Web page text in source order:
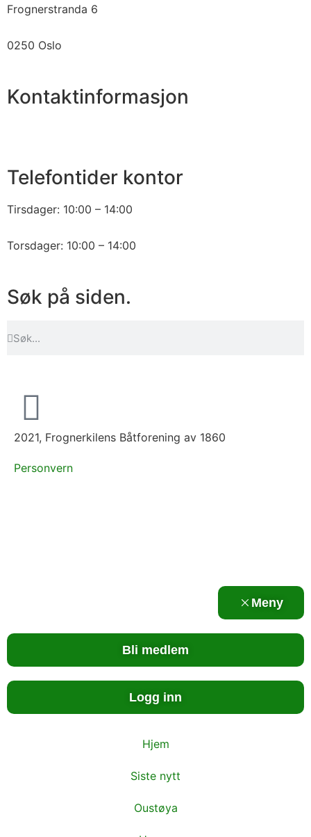
Frognerstranda 6
0250 Oslo
Kontaktinformasjon
Telefontider kontor
Tirsdager: 10:00 – 14:00
Torsdager: 10:00 – 14:00
Søk på siden.
2021, Frognerkilens Båtforening av 1860
Personvern
Meny
Bli medlem
Logg inn
Hjem
Siste nytt
Oustøya